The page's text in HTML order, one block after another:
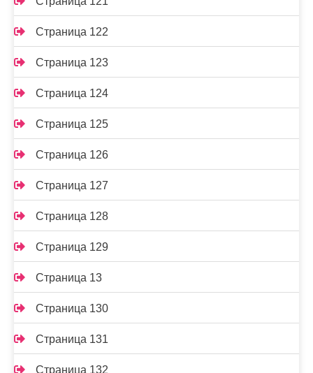
Страница 122
Страница 123
Страница 124
Страница 125
Страница 126
Страница 127
Страница 128
Страница 129
Страница 13
Страница 130
Страница 131
Страница 132